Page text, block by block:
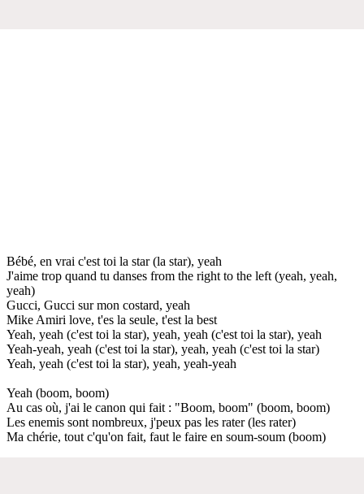
Bébé, en vrai c'est toi la star (la star), yeah
J'aime trop quand tu danses from the right to the left (yeah, yeah,
yeah)
Gucci, Gucci sur mon costard, yeah
Mike Amiri love, t'es la seule, t'est la best
Yeah, yeah (c'est toi la star), yeah, yeah (c'est toi la star), yeah
Yeah-yeah, yeah (c'est toi la star), yeah, yeah (c'est toi la star)
Yeah, yeah (c'est toi la star), yeah, yeah-yeah
Yeah (boom, boom)
Au cas où, j'ai le canon qui fait : "Boom, boom" (boom, boom)
Les enemis sont nombreux, j'peux pas les rater (les rater)
Ma chérie, tout c'qu'on fait, faut le faire en soum-soum (boom)